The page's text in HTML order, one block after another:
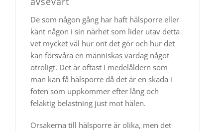
De som någon gång har haft hälsporre eller
känt någon i sin närhet som lider utav detta
vet mycket väl hur ont det gör och hur det
kan försvåra en människas vardag något
otroligt. Det är oftast i medelåldern som
man kan få hälsporre då det är en skada i
foten som uppkommer efter lång och
felaktig belastning just mot hälen.
Orsakerna till hälsporre är olika, men det